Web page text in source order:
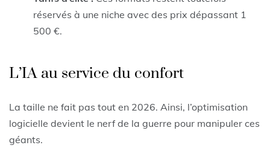
réservés à une niche avec des prix dépassant 1
500 €.
L’IA au service du confort
La taille ne fait pas tout en 2026. Ainsi, l’optimisation
logicielle devient le nerf de la guerre pour manipuler ces
géants.